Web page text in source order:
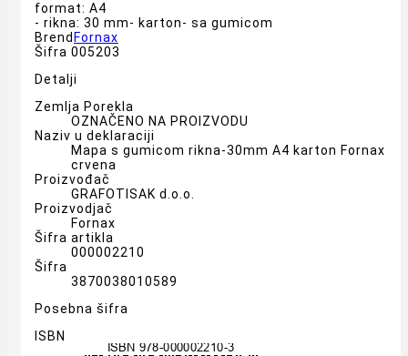
format: A4
- rikna: 30 mm- karton- sa gumicom
Brend Fornax
Šifra 005203
Detalji
Zemlja Porekla
OZNAČENO NA PROIZVODU
Naziv u deklaraciji
Mapa s gumicom rikna-30mm A4 karton Fornax
crvena
Proizvođač
GRAFOTISAK d.o.o.
Proizvodjač
Fornax
Šifra artikla
000002210
Šifra
3870038010589
Posebna šifra
ISBN